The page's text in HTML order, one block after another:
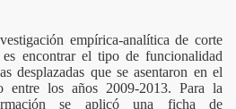
empírica-analítica de corte
encontrar el tipo de funcionalidad
desplazadas que se asentaron en el
entre los años 2009-2013. Para la
se aplicó una ficha de
Psicológico, y Servicio de
Prosocial en Adolescentes
en una Empresa de Servicios